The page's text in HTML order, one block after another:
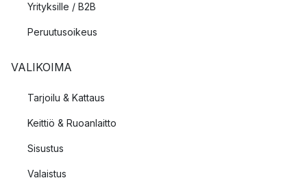
Yrityksille / B2B
Peruutusoikeus
VALIKOIMA
Tarjoilu & Kattaus
Keittiö & Ruoanlaitto
Sisustus
Valaistus